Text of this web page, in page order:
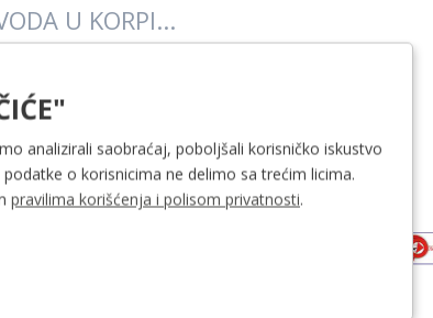
U KORPI...
→
analizirali saobraćaj, poboljšali korisničko iskustvo
o korisnicima ne delimo sa trećim licima.
pravilima korišćenja i polisom privatnosti.